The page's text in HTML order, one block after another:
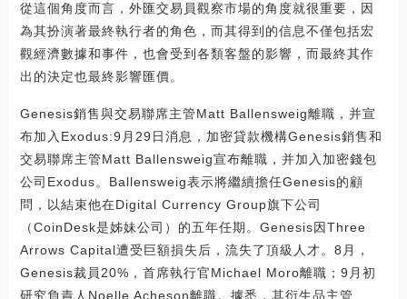
從這個角度而言，外匯交易員觀察市場的角度就很重要，因
為其扮演著最終執行者的角色，而其得到的信息不僅包括宏
觀經濟數據和事件，也會受到各類客盤的影響，而最終其作
出的決定也最終影響匯價。
Genesis銷售與交易聯席主管Matt Ballensweig離職，并宣
布加入Exodus:9月29日消息，加密貸款機構Genesis銷售和
交易聯席主管Matt Ballensweig宣布離職，并加入加密錢包
公司Exodus。Ballensweig表示將繼續擔任Genesis的顧
問，以結束他在Digital Currency Group旗下公司
（CoinDesk是姊妹公司）的五年任期。Genesis因Three
Arrows Capital遭受巨額損失后，流失了頂級人才。8月，
Genesis裁員20%，首席執行官Michael Moro離職；9月初
研究負責人Noelle Acheson離職。據悉，其衍生品主管